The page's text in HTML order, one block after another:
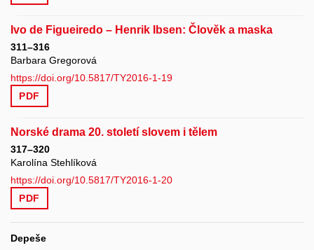
Ivo de Figueiredo – Henrik Ibsen: Člověk a maska
311–316
Barbara Gregorová
https://doi.org/10.5817/TY2016-1-19
PDF
Norské drama 20. století slovem i tělem
317–320
Karolína Stehlíková
https://doi.org/10.5817/TY2016-1-20
PDF
Depeše